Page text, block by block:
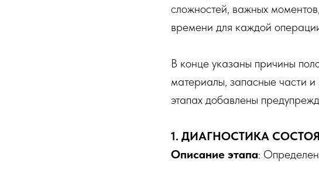
сложностей, важных
времени для каждой
В конце указаны причины
материалы, запасные части
этапах добавлены
1. ДИАГНОСТИКА
Описание этапа: